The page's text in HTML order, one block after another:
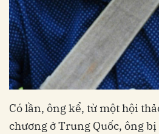
Có lần, ông kể, từ một hội
chương ở Trung Quốc, ông